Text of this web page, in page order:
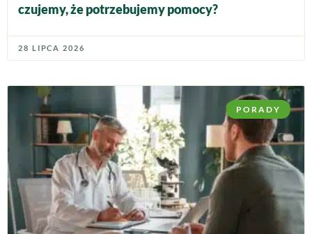
czujemy, że potrzebujemy pomocy?
28 LIPCA 2026
PORADY